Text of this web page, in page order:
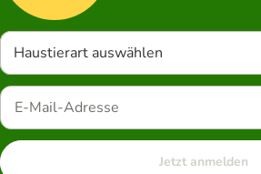
Haustierart auswählen
Jetzt anmelden